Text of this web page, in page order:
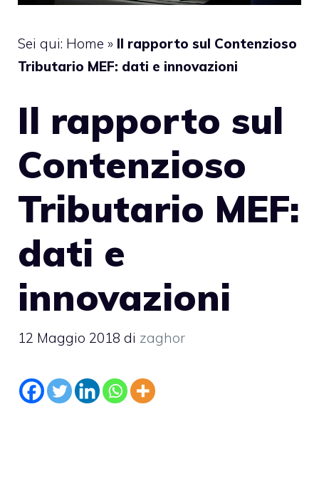
Sei qui: Home » Il rapporto sul Contenzioso
Tributario MEF: dati e innovazioni
Il rapporto sul
Contenzioso
Tributario MEF:
dati e
innovazioni
12 Maggio 2018 di zaghor